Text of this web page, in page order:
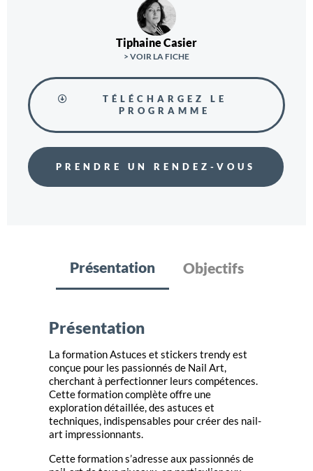
Tiphaine Casier
> VOIR LA FICHE
TÉLÉCHARGEZ LE
PROGRAMME
PRENDRE UN RENDEZ-VOUS
Présentation Objectifs
Présentation
La formation Astuces et stickers trendy est
conçue pour les passionnés de Nail Art,
cherchant à perfectionner leurs compétences.
Cette formation complète offre une
exploration détaillée, des astuces et
techniques, indispensables pour créer des nail-
art impressionnants.
Cette formation s’adresse aux passionnés de